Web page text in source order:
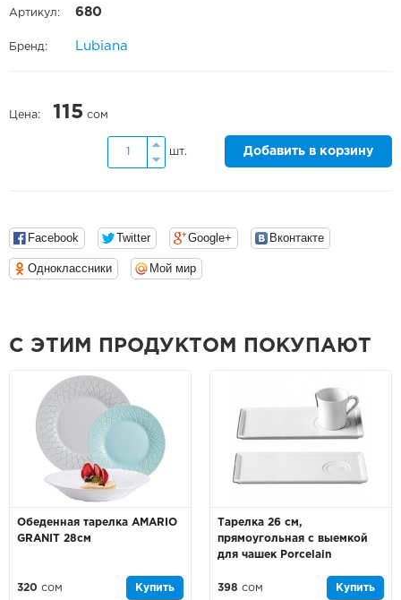
Артикул: 680
Бренд: Lubiana
Цена: 115 сом
шт. Добавить в корзину
Facebook Twitter Google+ Вконтакте
Одноклассники Мой мир
С ЭТИМ ПРОДУКТОМ ПОКУПАЮТ
Обеденная тарелка AMARIO
GRANIT 28см
320 сом Купить
Тарелка 26 см,
прямоугольная с выемкой
для чашек Porcelain
398 сом Купить